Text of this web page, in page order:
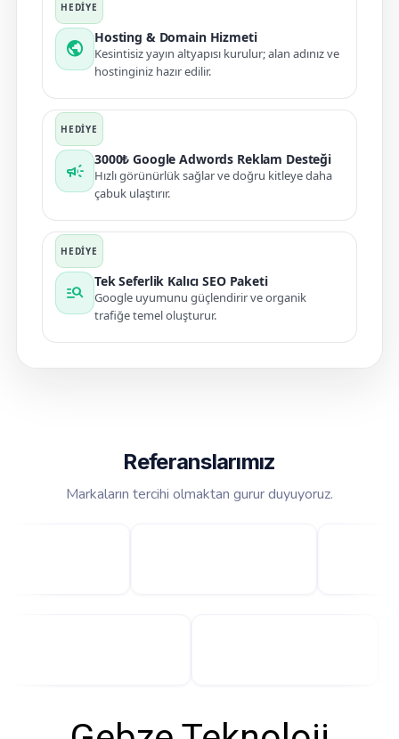
public
Hosting & Domain Hizmeti
Kesintisiz yayın altyapısı kurulur; alan adınız ve
hostinginiz hazır edilir.
campaign
3000₺ Google Adwords Reklam Desteği
Hızlı görünürlük sağlar ve doğru kitleye daha
çabuk ulaştırır.
manage_search
Tek Seferlik Kalıcı SEO Paketi
Google uyumunu güçlendirir ve organik
trafiğe temel oluşturur.
Referanslarımız
Markaların tercihi olmaktan gurur duyuyoruz.